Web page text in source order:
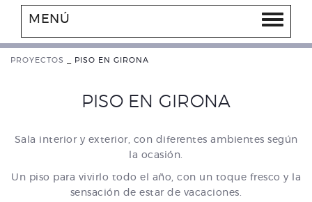
MENÚ
PROYECTOS PISO EN GIRONA
PISO EN GIRONA
Sala interior y exterior, con diferentes ambientes según
la ocasión.
Un piso para vivirlo todo el año, con un toque fresco y la
sensación de estar de vacaciones.